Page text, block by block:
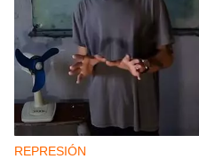
REPRESIÓN